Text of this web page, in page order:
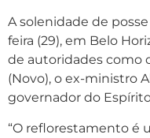
A solenidade de
feira (29), em Belo
de autoridades como
(Novo), o ex-ministro
governador do
“O reflorestamento é